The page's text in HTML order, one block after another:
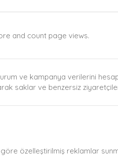
and count page views.
ve kampanya verilerini
saklar ve benzersiz
özelleştirilmiş reklamlar